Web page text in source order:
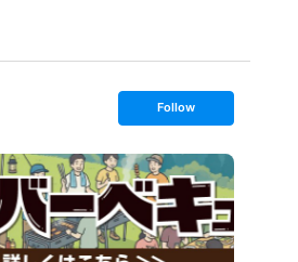
s
t
o
l
l
o
w
Follow